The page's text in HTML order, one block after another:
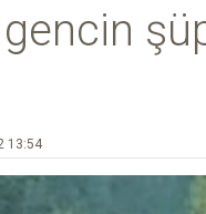
gencin
13:54